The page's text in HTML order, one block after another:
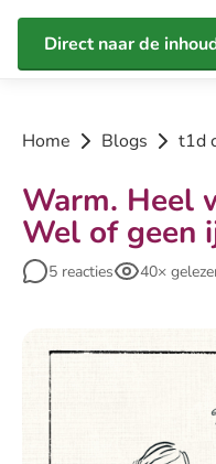
Direct naar de
Home Blogs t1d
Warm. Heel
Wel of geen
5 reacties 40×